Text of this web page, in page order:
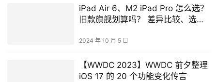
iPad Air 6、M2 iPad Pro 怎么选？
旧款旗舰划算吗？ 差异比较、选购
2024 年 10 月 5 日
【WWDC 2023】WWDC 前夕整理
iOS 17 的 20 个功能变化传言